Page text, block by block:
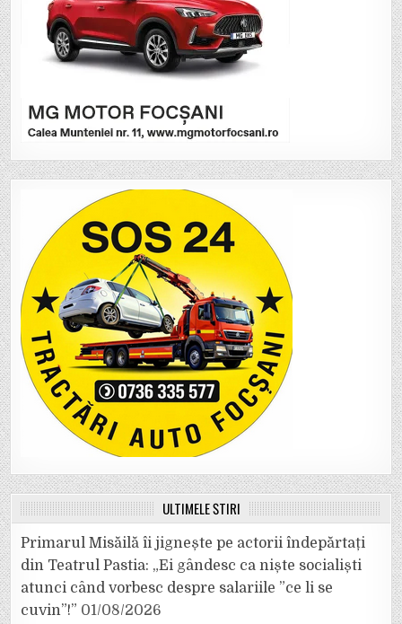
ULTIMELE ȘTIRI
Primarul Misăilă îi jignește pe actorii îndepărtați
din Teatrul Pastia: „Ei gândesc ca niște socialiști
atunci când vorbesc despre salariile ”ce li se
cuvin”!” 01/08/2026